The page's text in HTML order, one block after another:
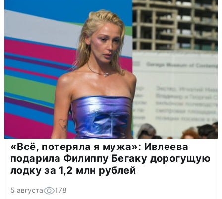
«Всё, потеряла я мужа»: Ивлеева
подарила Филиппу Бегаку дорогущую
лодку за 1,2 млн рублей
5 августа 178